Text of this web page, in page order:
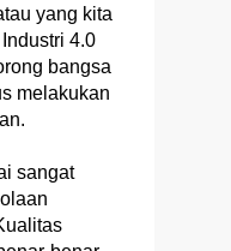
yang kita
4.0
bangsa
melakukan
sangat